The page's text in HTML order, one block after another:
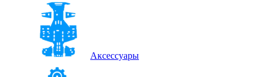
Аксессуары